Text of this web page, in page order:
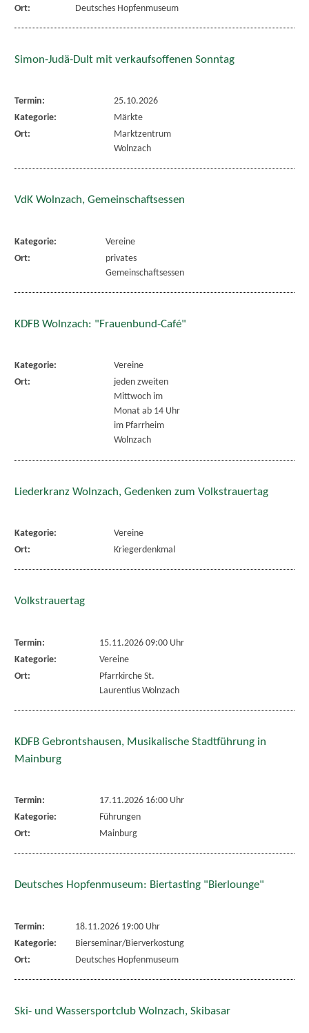
Ort:
Deutsches Hopfenmuseum
Simon-Judä-Dult mit verkaufsoffenen Sonntag
Termin:
25.10.2026
Kategorie:
Märkte
Ort:
Marktzentrum
Wolnzach
VdK Wolnzach, Gemeinschaftsessen
Kategorie:
Vereine
Ort:
privates
Gemeinschaftsessen
KDFB Wolnzach: "Frauenbund-Café"
Kategorie:
Vereine
Ort:
jeden zweiten
Mittwoch im
Monat ab 14 Uhr
im Pfarrheim
Wolnzach
Liederkranz Wolnzach, Gedenken zum Volkstrauertag
Kategorie:
Vereine
Ort:
Kriegerdenkmal
Volkstrauertag
Termin:
15.11.2026 09:00 Uhr
Kategorie:
Vereine
Ort:
Pfarrkirche St.
Laurentius Wolnzach
KDFB Gebrontshausen, Musikalische Stadtführung in
Mainburg
Termin:
17.11.2026 16:00 Uhr
Kategorie:
Führungen
Ort:
Mainburg
Deutsches Hopfenmuseum: Biertasting "Bierlounge"
Termin:
18.11.2026 19:00 Uhr
Kategorie:
Bierseminar/Bierverkostung
Ort:
Deutsches Hopfenmuseum
Ski- und Wassersportclub Wolnzach, Skibasar